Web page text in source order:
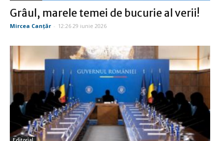
Grâul, marele temei de bucurie al verii!
Mircea Canţăr - 12:26 29 iunie 2026